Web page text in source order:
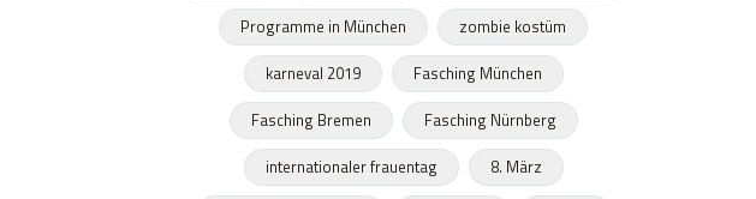
Programme in München
zombie kostüm
karneval 2019
Fasching München
Fasching Bremen
Fasching Nürnberg
internationaler frauentag
8. März